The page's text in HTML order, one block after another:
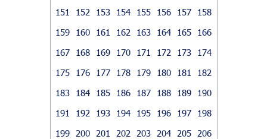
151
152 153 154 155 156 157
158
159
160 161 162 163 164 165
166
167
168 169 170 171 172 173
174
175
176 177 178 179 180 181
182
183
184 185 186 187 188 189
190
191
192 193 194 195 196 197
198
199
200 201 202 203 204 205
206